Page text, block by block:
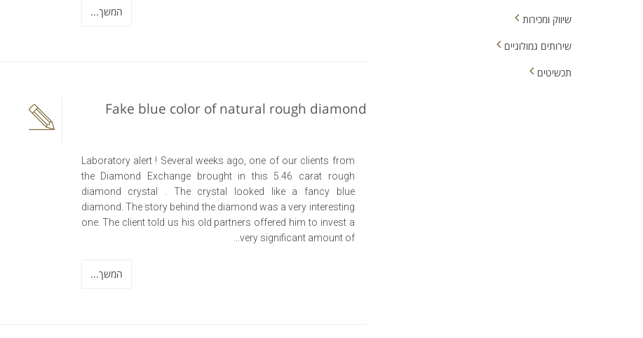
המשך...
Fake blue color of natural rough diamond
Laboratory alert ! Several weeks ago, one of our clients from
the Diamond Exchange brought in this 5.46 carat rough
diamond crystal . The crystal looked like a fancy blue
diamond. The story behind the diamond was a very interesting
one. The client told us his old partners offered him to invest a
very significant amount of...
המשך...
שיווק ומכירות
שירותים גמולוגיים
תכשיטים